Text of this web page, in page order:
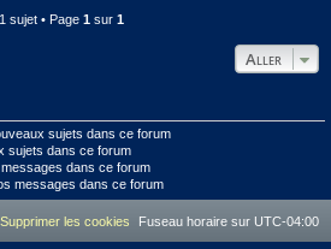
1 sujet • Page 1 sur 1
Aller
sujets dans ce forum
sujets dans ce forum
dans ce forum
messages dans ce forum
Fuseau horaire sur UTC-04:00
Supprimer les cookies